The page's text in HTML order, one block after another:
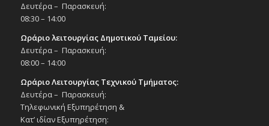
Δευτέρα – Παρασκευή:
08:30 – 14:00
Ωράριο λειτουργίας Δημοτικού Ταμείου:
Δευτέρα – Παρασκευή:
08:00 – 14:00
Ωράριο Λειτουργίας Τεχνικού Τμήματος:
Δευτέρα – Παρασκευή:
Τηλεφωνική Εξυπηρέτηση &
Κατ’ ιδίαν Εξυπηρέτηση: